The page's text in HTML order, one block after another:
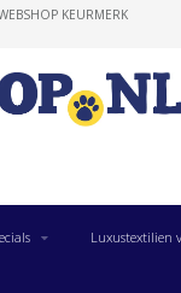
KEURMERK
Luxustextilien